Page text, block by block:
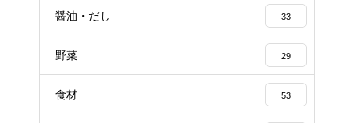
醤油・だし 33
野菜 29
食材 53